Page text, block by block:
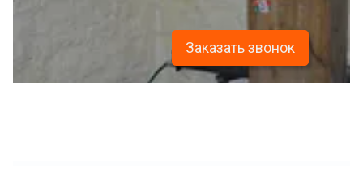
Заказать звонок